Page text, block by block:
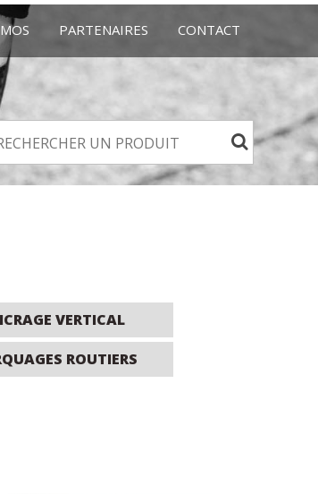
PARTENAIRES CONTACT
VERTICAL
ROUTIERS